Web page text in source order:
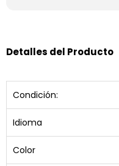
Detalles del Producto
Condición:
Idioma
Color